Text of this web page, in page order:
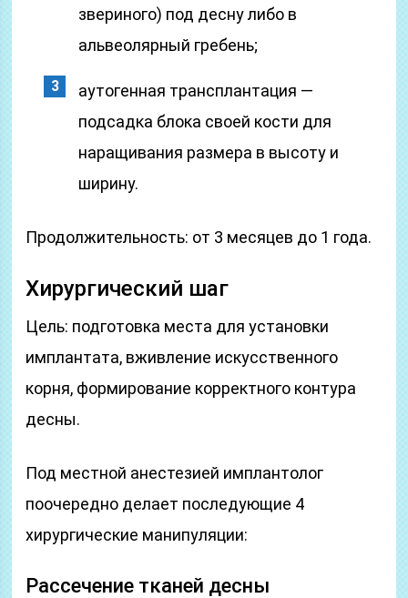
звериного) под десну либо в
альвеолярный гребень;
аутогенная трансплантация —
подсадка блока своей кости для
наращивания размера в высоту и
ширину.
Продолжительность: от 3 месяцев до 1 года.
Хирургический шаг
Цель: подготовка места для установки
имплантата, вживление искусственного
корня, формирование корректного контура
десны.
Под местной анестезией имплантолог
поочередно делает последующие 4
хирургические манипуляции:
Рассечение тканей десны